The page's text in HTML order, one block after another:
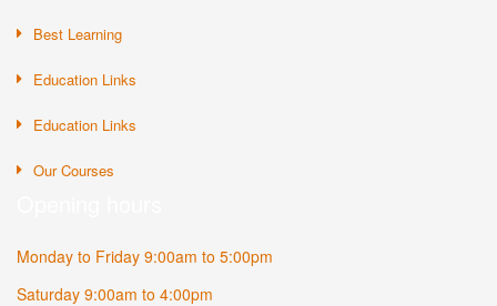
Best Learning
Education Links
Education Links
Our Courses
Monday to Friday 9:00am to 5:00pm
Saturday 9:00am to 4:00pm